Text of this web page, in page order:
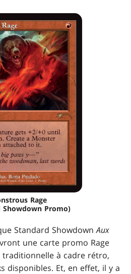
Rage
Showdown Promo)
Standard ShowdownAux
une carte promo Rage
à cadre rétro,
disponibles. Et, en effet, il y a